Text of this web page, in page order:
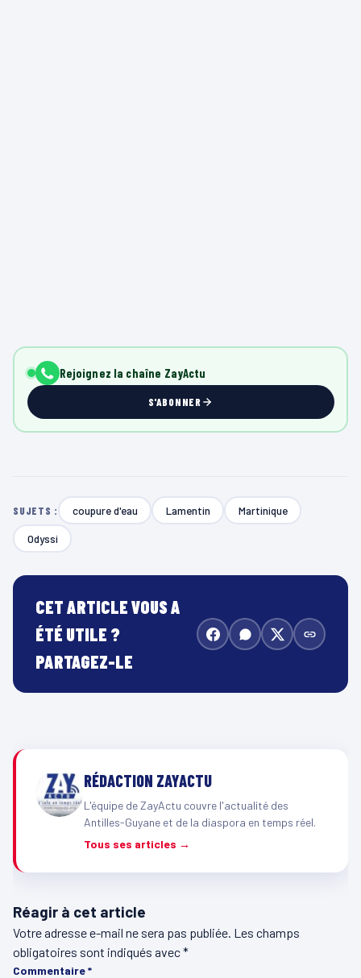
Rejoignez la chaîne ZayActu
S'ABONNER
SUJETS : coupure d'eau Lamentin Martinique
Odyssi
CET ARTICLE VOUS A
ÉTÉ UTILE ?
PARTAGEZ-LE
RÉDACTION ZAYACTU
L'équipe de ZayActu couvre l'actualité des
Antilles-Guyane et de la diaspora en temps réel.
Tous ses articles →
Réagir à cet article
Votre adresse e-mail ne sera pas publiée. Les champs
obligatoires sont indiqués avec*
Commentaire*